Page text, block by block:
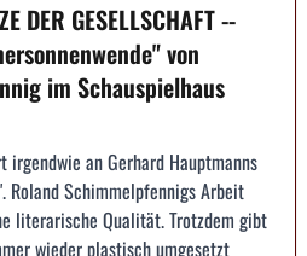
DER GESELLSCHAFT --
von
im Schauspielhaus
an Gerhard Hauptmanns
Roland Schimmelpfennigs Arbeit
literarische Qualität. Trotzdem gibt
wieder plastisch umgesetzt